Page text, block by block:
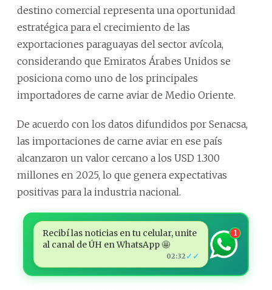
destino comercial representa una oportunidad
estratégica para el crecimiento de las
exportaciones paraguayas del sector avícola,
considerando que Emiratos Árabes Unidos se
posiciona como uno de los principales
importadores de carne aviar de Medio Oriente.
De acuerdo con los datos difundidos por Senacsa,
las importaciones de carne aviar en ese país
alcanzaron un valor cercano a los USD 1.300
millones en 2025, lo que genera expectativas
positivas para la industria nacional.
Recibí las noticias en tu celular, unite
al canal de ÚH en WhatsApp 🤩
02:32 ✓✓
1